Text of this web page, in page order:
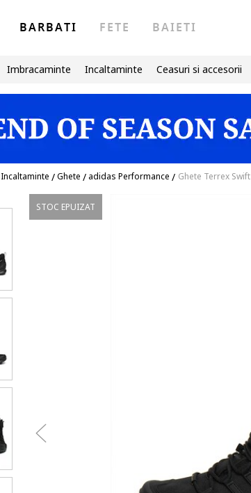
BARBATI FETE BAIETI
Imbracaminte Incaltaminte Ceasuri si accesorii
Incaltaminte /Ghete / adidas Performance / Ghete Terrex Swift
STOC EPUIZAT